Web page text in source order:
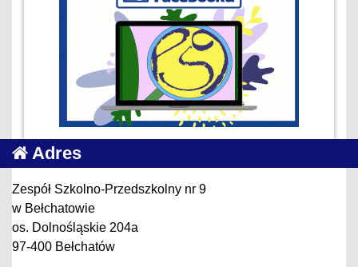
Adres
Zespół Szkolno-Przedszkolny nr 9
w Bełchatowie
os. Dolnośląskie 204a
97-400 Bełchatów